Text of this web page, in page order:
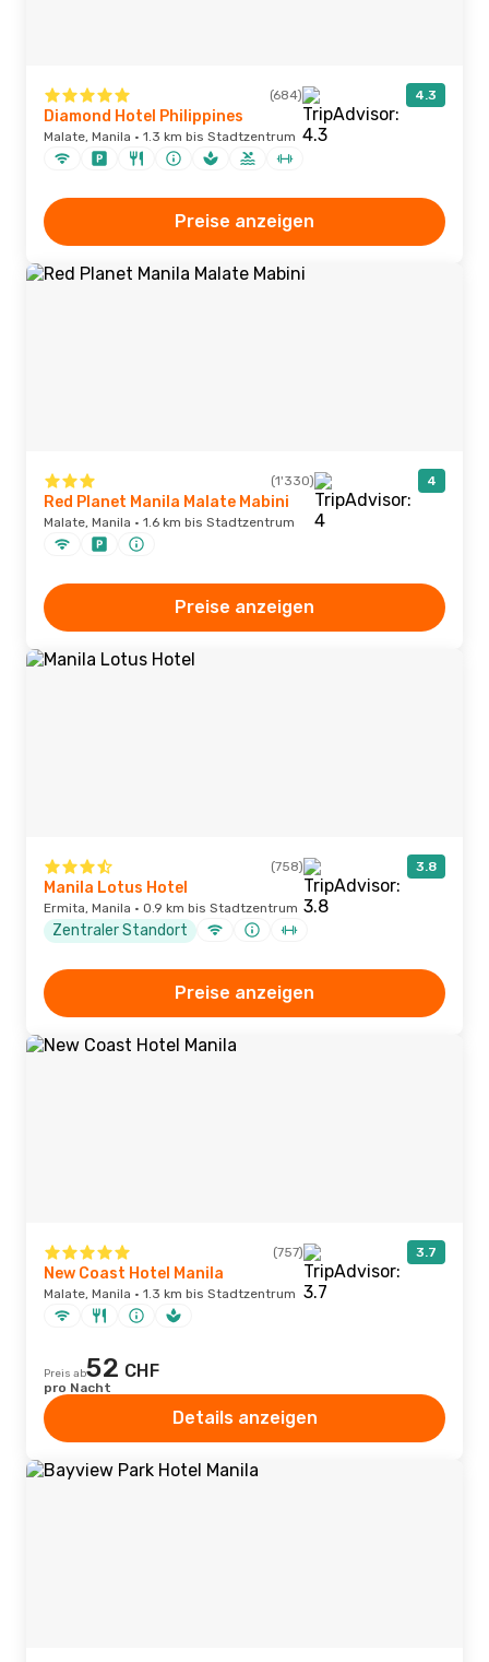
(684) 4.3
Diamond Hotel Philippines
Malate, Manila · 1.3 km bis Stadtzentrum
Preise anzeigen
(1'330) 4
Red Planet Manila Malate Mabini
Malate, Manila · 1.6 km bis Stadtzentrum
Preise anzeigen
(758) 3.8
Manila Lotus Hotel
Ermita, Manila · 0.9 km bis Stadtzentrum
Zentraler Standort
Preise anzeigen
(757) 3.7
New Coast Hotel Manila
Malate, Manila · 1.3 km bis Stadtzentrum
Preis ab52 CHF
pro Nacht
Details anzeigen